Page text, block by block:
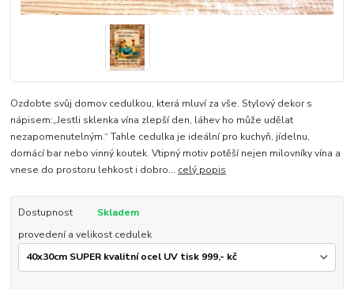
Ozdobte svůj domov cedulkou, která mluví za vše. Stylový dekor s
nápisem:„Jestli sklenka vína zlepší den, láhev ho může udělat
nezapomenutelným.“ Tahle cedulka je ideální pro kuchyň, jídelnu,
domácí bar nebo vinný koutek. Vtipný motiv potěší nejen milovníky vína a
vnese do prostoru lehkost i dobro... celý popis
Dostupnost
Skladem
provedení a velikost cedulek